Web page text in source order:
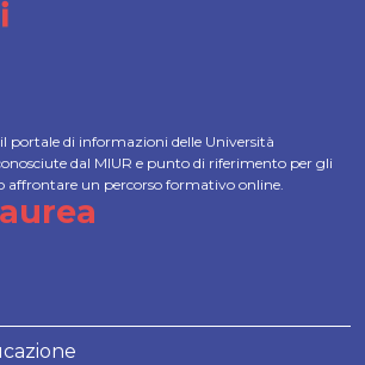
portale di informazioni delle Università
dal MIUR e punto di riferimento per gli
affrontare un percorso formativo online.